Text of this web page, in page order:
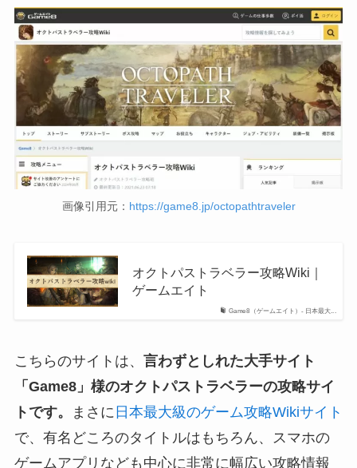
画像引用元： https://game8.jp/octopathtraveler
Game8（ゲームエイト）- 日本最大...
オクトパストラベラー攻略Wiki｜
ゲームエイト
こちらのサイトは、 言わずとしれた大手サイト
「Game8」様のオクトパストラベラーの攻略サイ
トです。
まさに 日本最大級のゲーム攻略Wikiサイト
で、有名どころのタイトルはもちろん、スマホの
ゲームアプリなども中心に非常に幅広い攻略情報